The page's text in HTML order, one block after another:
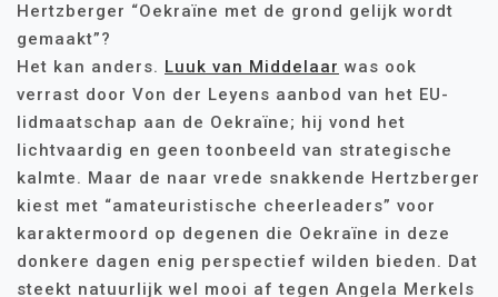
Hertzberger “Oekraïne met de grond gelijk wordt
gemaakt”?
Het kan anders. Luuk van Middelaar was ook
verrast door Von der Leyens aanbod van het EU-
lidmaatschap aan de Oekraïne; hij vond het
lichtvaardig en geen toonbeeld van strategische
kalmte. Maar de naar vrede snakkende Hertzberger
kiest met “amateuristische cheerleaders” voor
karaktermoord op degenen die Oekraïne in deze
donkere dagen enig perspectief wilden bieden. Dat
steekt natuurlijk wel mooi af tegen Angela Merkels